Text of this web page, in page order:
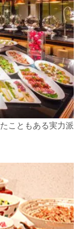
こともある実力派